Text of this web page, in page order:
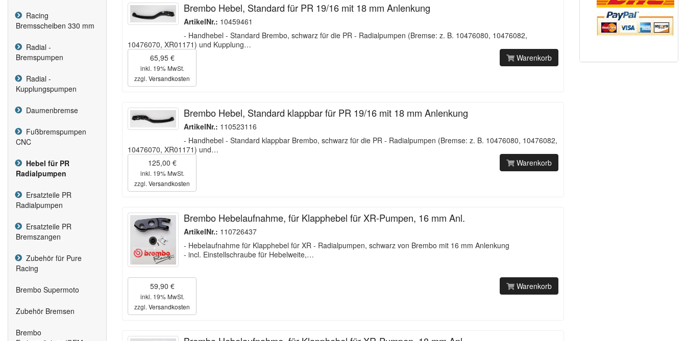
Brembo Hebel, Standard für PR 19/16 mit 18 mm Anlenkung
ArtikelNr.: 10459461
- Handhebel - Standard Brembo, schwarz für die PR - Radialpumpen (Bremse: z. B. 10476080, 10476082,
10476070, XR01171) und Kupplung…
65,95 €
inkl. 19% MwSt.
zzgl. Versandkosten
Warenkorb
Brembo Hebel, Standard klappbar für PR 19/16 mit 18 mm Anlenkung
ArtikelNr.: 110523116
- Handhebel - Standard klappbar Brembo, schwarz für die PR - Radialpumpen (Bremse: z. B. 10476080, 10476082,
10476070, XR01171) und…
125,00 €
inkl. 19% MwSt.
zzgl. Versandkosten
Warenkorb
Brembo Hebelaufnahme, für Klapphebel für XR-Pumpen, 16 mm Anl.
ArtikelNr.: 110726437
- Hebelaufnahme für Klapphebel für XR - Radialpumpen, schwarz von Brembo mit 16 mm Anlenkung
- incl. Einstellschraube für Hebelweite,…
59,90 €
inkl. 19% MwSt.
zzgl.Versandkosten
Warenkorb
Racing
Bremsscheiben 330 mm
Radial -
Bremspumpen
Radial -
Kupplungspumpen
Daumenbremse
Fußbremspumpen
CNC
Hebel für PR
Radialpumpen
Ersatzteile PR
Radialpumpen
Ersatzteile PR
Bremszangen
Zubehör für Pure
Racing
Brembo Supermoto
Zubehör Bremsen
Brembo